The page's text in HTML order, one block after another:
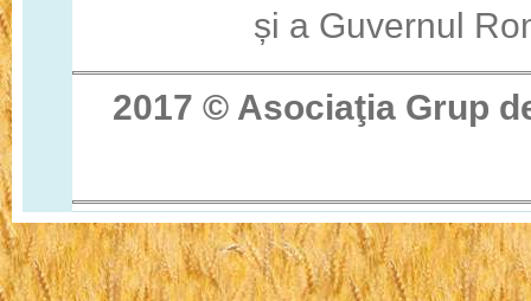
și a Guvernul
2017 © Asociaţia Grup